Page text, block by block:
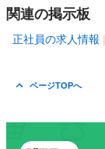
関連の掲示板
正社員の求人情報
ページTOPへ